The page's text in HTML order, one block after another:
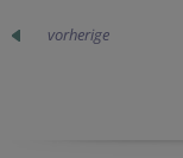
vorherige